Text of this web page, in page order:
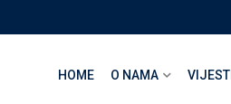
HOME O NAMA VIJESTI